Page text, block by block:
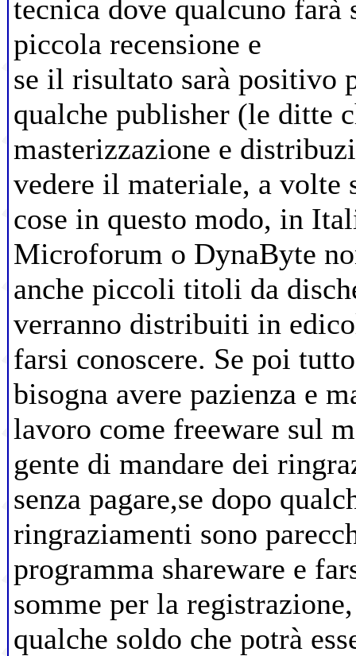
tecnica dove qualcuno farà
piccola recensione e
se il risultato sarà positivo
qualche publisher (le ditte
masterizzazione e
vedere il materiale, a volte
cose in questo modo, in
Microforum o DynaByte
anche piccoli titoli da
verranno distribuiti in
farsi conoscere. Se poi
bisogna avere pazienza e
lavoro come freeware sul
gente di mandare dei
senza pagare,se dopo
ringraziamenti sono
programma shareware e
somme per la
qualche soldo che potrà